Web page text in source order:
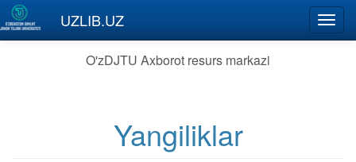
Skip to main content
UZLIB.UZ
O'zDJTU Axborot resurs markazi
Yangiliklar